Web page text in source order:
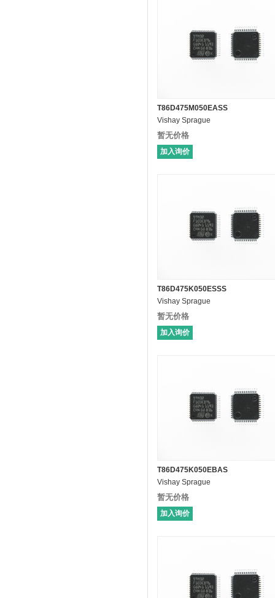
T86D475M050EASS
Vishay Sprague
暂无价格
加入询价
T86D475K050ESSS
Vishay Sprague
暂无价格
加入询价
T86D475K050EBAS
Vishay Sprague
暂无价格
加入询价